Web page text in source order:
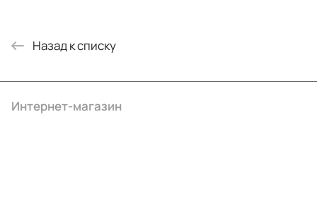
Назад к списку
Интернет-магазин